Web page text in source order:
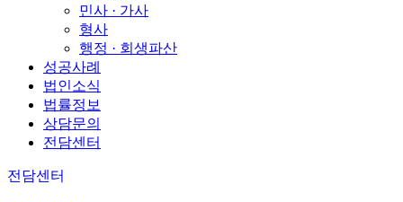
민사 · 가사
형사
행정 · 회생파산
성공사례
법인소식
법률정보
상담문의
전담센터
전담센터